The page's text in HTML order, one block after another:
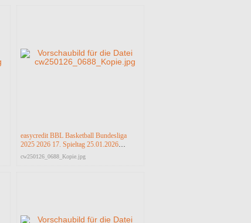
easycredit BBL Basketball Bundesliga
2025 2026 17. Spieltag 25.01.2026
Science City Jena vs RASTA Vechta
cw250126_0688_Kopie.jpg